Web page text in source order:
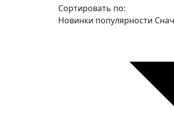
Сортировать по:
Новинки популярности